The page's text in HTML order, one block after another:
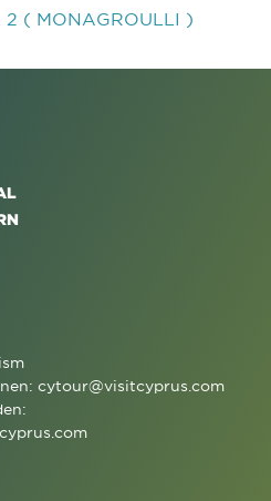
2 ( MONAGROULLI )
cytour@visitcyprus.com